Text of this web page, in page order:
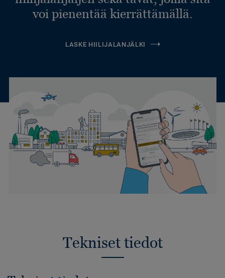
voi pienentää kierrättämällä.
LASKE HIILIJALANJÄLKI
Tekniset tiedot